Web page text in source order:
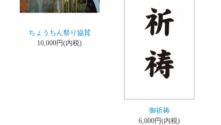
ちょうちん祭り協賛
10,000円(内税)
御祈祷
6,000円(内税)